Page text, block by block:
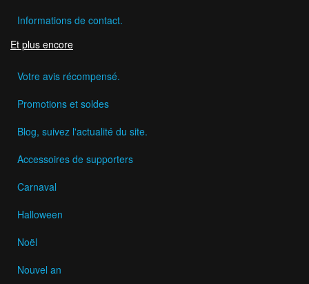
Informations de contact.
Et plus encore
Votre avis récompensé.
Promotions et soldes
Blog, suivez l'actualité du site.
Accessoires de supporters
Carnaval
Halloween
Noël
Nouvel an